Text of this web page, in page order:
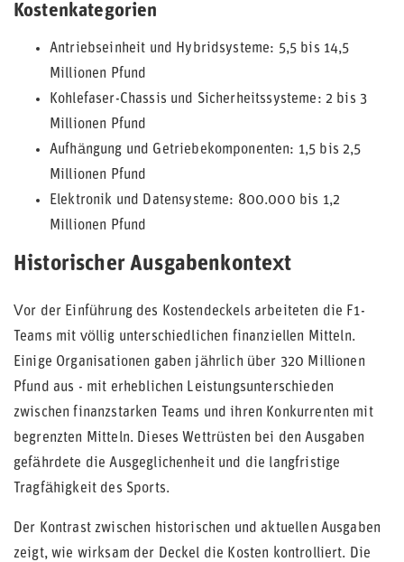
Kostenkategorien
Antriebseinheit und Hybridsysteme: 5,5 bis 14,5
Millionen Pfund
Kohlefaser-Chassis und Sicherheitssysteme: 2 bis 3
Millionen Pfund
Aufhängung und Getriebekomponenten: 1,5 bis 2,5
Millionen Pfund
Elektronik und Datensysteme: 800.000 bis 1,2
Millionen Pfund
Historischer Ausgabenkontext
Vor der Einführung des Kostendeckels arbeiteten die F1-
Teams mit völlig unterschiedlichen finanziellen Mitteln.
Einige Organisationen gaben jährlich über 320 Millionen
Pfund aus - mit erheblichen Leistungsunterschieden
zwischen finanzstarken Teams und ihren Konkurrenten mit
begrenzten Mitteln. Dieses Wettrüsten bei den Ausgaben
gefährdete die Ausgeglichenheit und die langfristige
Tragfähigkeit des Sports.
Der Kontrast zwischen historischen und aktuellen Ausgaben
zeigt, wie wirksam der Deckel die Kosten kontrolliert. Die